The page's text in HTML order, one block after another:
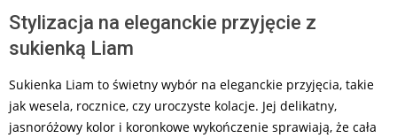
Stylizacja na eleganckie przyjęcie z
sukienką Liam
Sukienka Liam to świetny wybór na eleganckie przyjęcia, takie
jak wesela, rocznice, czy uroczyste kolacje. Jej delikatny,
jasnoróżowy kolor i koronkowe wykończenie sprawiają, że cała